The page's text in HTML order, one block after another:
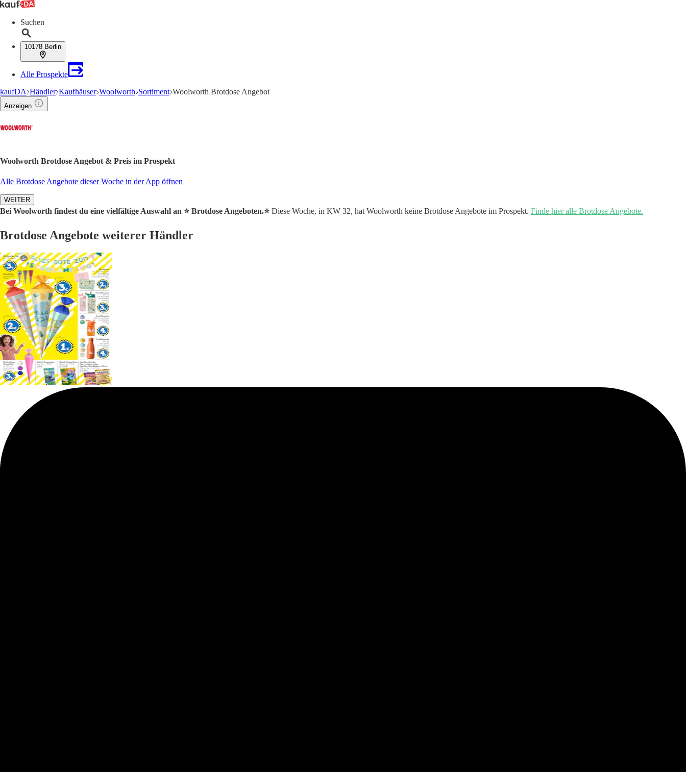
Suchen
10178 Berlin
Alle Prospekte
kaufDA Händler Kaufhäuser Woolworth Sortiment Woolworth Brotdose Angebot
Anzeigen
Woolworth Brotdose Angebot & Preis im Prospekt
Alle Brotdose Angebote dieser Woche in der App öffnen
WEITER
Bei Woolworth findest du eine vielfältige Auswahl an ⭐️ Brotdose Angeboten.⭐️Diese Woche, in KW 32, hat Woolworth keine Brotdose Angebote im Prospekt. Finde hier alle Brotdose Angebote.
Brotdose Angebote weiterer Händler